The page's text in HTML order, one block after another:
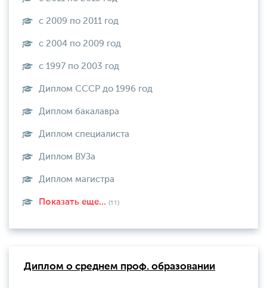
с 2009 по 2011 год
с 2004 по 2009 год
с 1997 по 2003 год
Диплом СССР до 1996 год
Диплом бакалавра
Диплом специалиста
Диплом ВУЗа
Диплом магистра
Показать еще... (11)
Диплом о среднем проф. образовании